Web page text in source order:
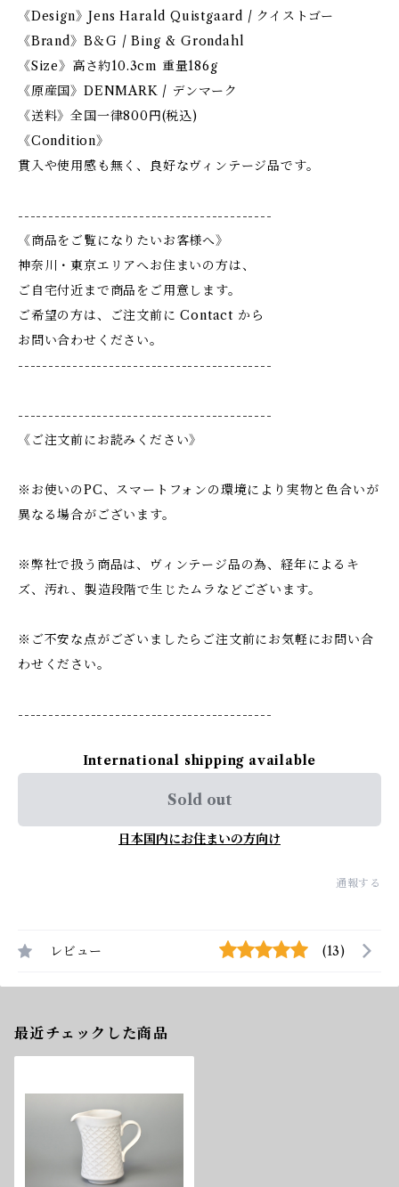
《Design》Jens Harald Quistgaard / クイストゴー
《Brand》B＆G / Bing & Grondahl
《Size》高さ約10.3cm 重量186g
《原産国》DENMARK / デンマーク
《送料》全国一律800円(税込)
《Condition》
貫入や使用感も無く、良好なヴィンテージ品です。
------------------------------------------
《商品をご覧になりたいお客様へ》
神奈川・東京エリアへお住まいの方は、
ご自宅付近まで商品をご用意します。
ご希望の方は、ご注文前に Contact から
お問い合わせください。
------------------------------------------
------------------------------------------
《ご注文前にお読みください》
※お使いのPC、スマートフォンの環境により実物と色合いが
異なる場合がございます。
※弊社で扱う商品は、ヴィンテージ品の為、経年によるキ
ズ、汚れ、製造段階で生じたムラなどございます。
※ご不安な点がございましたらご注文前にお気軽にお問い合
わせください。
------------------------------------------
International shipping available
Sold out
日本国内にお住まいの方向け
通報する
レビュー (13)
最近チェックした商品